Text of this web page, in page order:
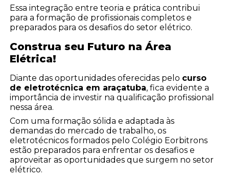
Essa integração entre teoria e prática contribui
para a formação de profissionais completos e
preparados para os desafios do setor elétrico.
Construa seu Futuro na Área
Elétrica!
Diante das oportunidades oferecidas pelo curso
de eletrotécnica em araçatuba, fica evidente a
importância de investir na qualificação profissional
nessa área.
Com uma formação sólida e adaptada às
demandas do mercado de trabalho, os
eletrotécnicos formados pelo Colégio Eorbitrons
estão preparados para enfrentar os desafios e
aproveitar as oportunidades que surgem no setor
elétrico.